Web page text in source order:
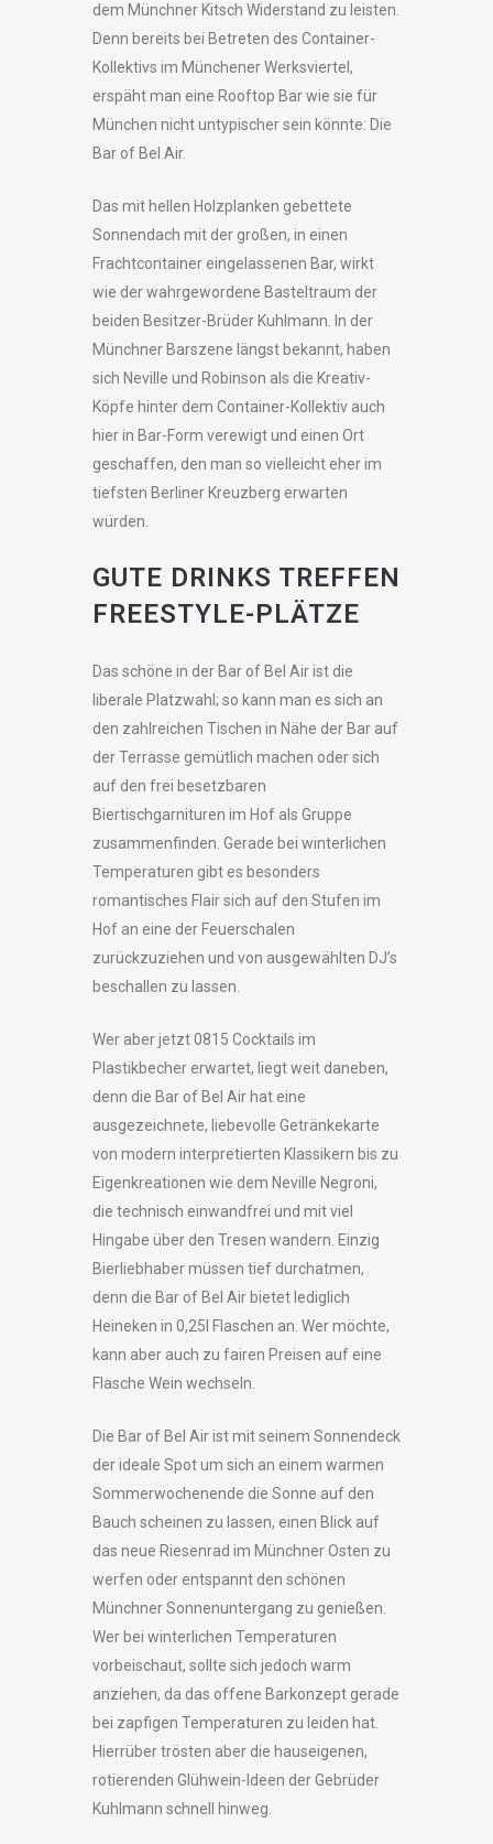
dem Münchner Kitsch Widerstand zu leisten.
Denn bereits bei Betreten des Container-
Kollektivs im Münchener Werksviertel,
erspäht man eine Rooftop Bar wie sie für
München nicht untypischer sein könnte: Die
Bar of Bel Air.
Das mit hellen Holzplanken gebettete
Sonnendach mit der großen, in einen
Frachtcontainer eingelassenen Bar, wirkt
wie der wahrgewordene Basteltraum der
beiden Besitzer-Brüder Kuhlmann. In der
Münchner Barszene längst bekannt, haben
sich Neville und Robinson als die Kreativ-
Köpfe hinter dem Container-Kollektiv auch
hier in Bar-Form verewigt und einen Ort
geschaffen, den man so vielleicht eher im
tiefsten Berliner Kreuzberg erwarten
würden.
GUTE DRINKS TREFFEN
FREESTYLE-PLÄTZE
Das schöne in der Bar of Bel Air ist die
liberale Platzwahl; so kann man es sich an
den zahlreichen Tischen in Nähe der Bar auf
der Terrasse gemütlich machen oder sich
auf den frei besetzbaren
Biertischgarnituren im Hof als Gruppe
zusammenfinden. Gerade bei winterlichen
Temperaturen gibt es besonders
romantisches Flair sich auf den Stufen im
Hof an eine der Feuerschalen
zurückzuziehen und von ausgewählten DJ’s
beschallen zu lassen.
Wer aber jetzt 0815 Cocktails im
Plastikbecher erwartet, liegt weit daneben,
denn die Bar of Bel Air hat eine
ausgezeichnete, liebevolle Getränkekarte
von modern interpretierten Klassikern bis zu
Eigenkreationen wie dem Neville Negroni,
die technisch einwandfrei und mit viel
Hingabe über den Tresen wandern. Einzig
Bierliebhaber müssen tief durchatmen,
denn die Bar of Bel Air bietet lediglich
Heineken in 0,25l Flaschen an. Wer möchte,
kann aber auch zu fairen Preisen auf eine
Flasche Wein wechseln.
Die Bar of Bel Air ist mit seinem Sonnendeck
der ideale Spot um sich an einem warmen
Sommerwochenende die Sonne auf den
Bauch scheinen zu lassen, einen Blick auf
das neue Riesenrad im Münchner Osten zu
werfen oder entspannt den schönen
Münchner Sonnenuntergang zu genießen.
Wer bei winterlichen Temperaturen
vorbeischaut, sollte sich jedoch warm
anziehen, da das offene Barkonzept gerade
bei zapfigen Temperaturen zu leiden hat.
Hierrüber trösten aber die hauseigenen,
rotierenden Glühwein-Ideen der Gebrüder
Kuhlmann schnell hinweg.